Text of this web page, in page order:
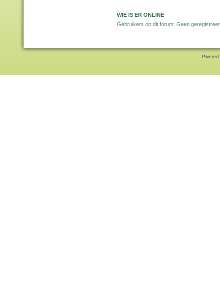
WIE IS ER ONLINE
Gebruikers op dit forum: Geen